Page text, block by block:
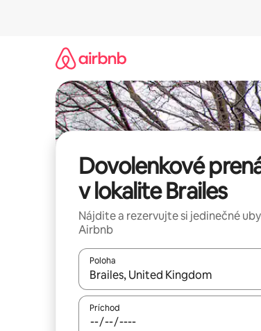
Dovolenkové
v lokalite Brailes
Nájdite a rezervujte si jedinečné
Airbnb
Poloha
Keď budú výsledky k dispozícii,
Príchod